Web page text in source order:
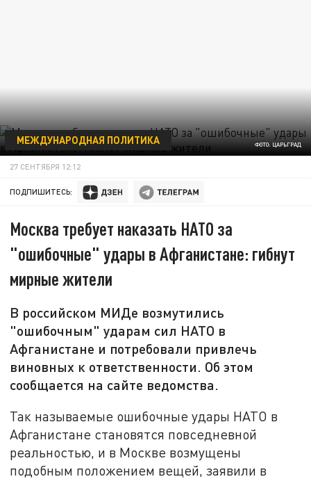
ФОТО: ЦАРЬГРАД
МЕЖДУНАРОДНАЯ ПОЛИТИКА
27 СЕНТЯБРЯ 12:12
ПОДПИШИТЕСЬ:
Москва требует наказать НАТО за
"ошибочные" удары в Афганистане: гибнут
мирные жители
В российском МИДе возмутились
"ошибочным" ударам сил НАТО в
Афганистане и потребовали привлечь
виновных к ответственности. Об этом
сообщается на сайте ведомства.
Так называемые ошибочные удары НАТО в
Афганистане становятся повседневной
реальностью, и в Москве возмущены
подобным положением вещей, заявили в